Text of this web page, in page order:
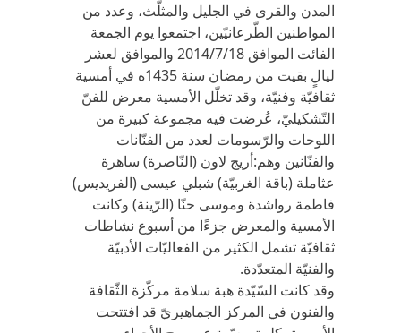
المدن والقرى في الجليل والمثلّث، وعدد من
المواطنين الطّرعانيّين، اجتمعوا يوم الجمعة
الفائت الموافق 2014/7/18 والموافق لعشر
ليالٍ بقيت من رمضان سنة 1435ه في أمسية
ثقافيّة وفنيّة، وقد تخلّل الأمسية معرض للفنّ
التّشكيليّ، عُرضت فيه مجموعة كبيرة من
اللوحات والرّسومات لعدد من الفنّانات
والفنّانين وهم:أريج لاون (النّاصرة) ساهرة
عثاملة (باقة الغربيّة) شبلي عيسى (الفريديس)
فاطمة رواشدة وموسى حنّا (الرّينة) وكانت
الأمسية والمعرض جزءًا من أسبوع نشاطات
ثقافيّة تشمل الكثير من الفعاليّات الأدبيّة
والفنيّة المتعدّدة.
وقد كانت السّيّدة هبة سلامة مركّزة الثّقافة
والفنون في المركز الجماهيريّ قد افتتحت